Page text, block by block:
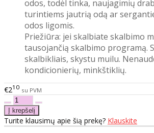
odos, todėl tinka, naujagimių
turintiems jautrią odą ar
odos ligomis.
Priežiūra: jei skalbiate skalbimo
tausojančią skalbimo programą.
skalbikliais, skystu muilu.
kondicionierių, minkštiklių.
€210 su PVM
Turite klausimų apie šią prekę? Klauskite